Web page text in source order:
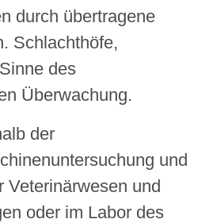
durch übertragene
Schlachthöfe,
des
Überwachung.
der
und
Veterinärwesen und
oder im Labor des